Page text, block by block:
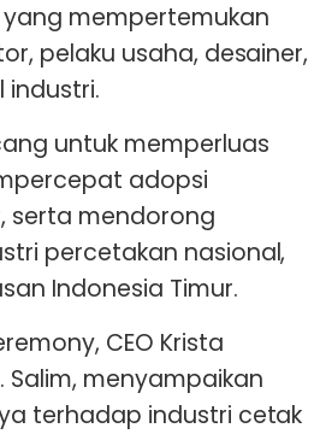
mempertemukan
pelaku usaha, desainer,
industri.
untuk memperluas
adopsi
serta mendorong
percetakan nasional,
Indonesia Timur.
CEO Krista
Salim, menyampaikan
terhadap industri cetak